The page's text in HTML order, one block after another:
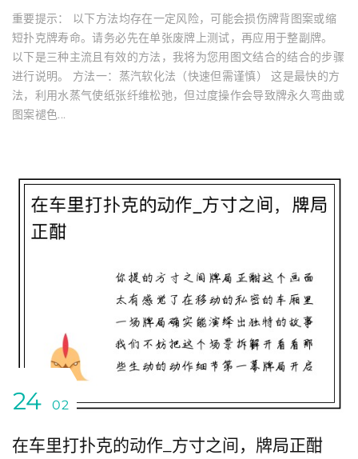
重要提示： 以下方法均存在一定风险，可能会损伤牌背图案或缩
短扑克牌寿命。请务必先在单张废牌上测试，再应用于整副牌。
以下是三种主流且有效的方法，我将为您用图文结合的结合的步骤
进行说明。 方法一：蒸汽软化法（快速但需谨慎） 这是最快的方
法，利用水蒸气使纸张纤维松弛，但过度操作会导致牌永久弯曲或
图案褪色...
24 02
在车里打扑克的动作_方寸之间，牌局正酣